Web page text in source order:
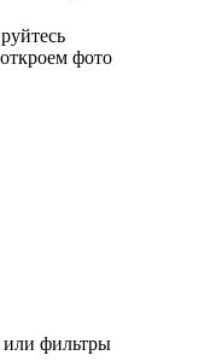
фото
или фильтры